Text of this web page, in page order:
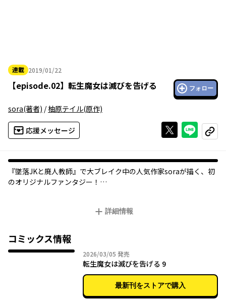
連載 2019/01/22
2019年01月22日
【episode.02】 転生魔女は滅びを告げる フォロー
sora(著者) /柚原テイル(原作)
応援メッセージ Xで投稿する
ライン
コピー
『墜落JKと廃人教師』で大ブレイク中の人気作家soraが描く、初
のオリジナルファンタジー！
生の白井星奈は、目が覚めるとなぜかファンタジー世界に転生！
めようとしたその時、青年が魔女の家を訪れて……!?
二度目の十八歳を迎えた日、引きこもり魔女・セナは運命の激流
詳細情報
コミックス情報
2026/03/05 2026年03月05日
発売
転生魔女は滅びを告げる 9
最新刊をストアで購入